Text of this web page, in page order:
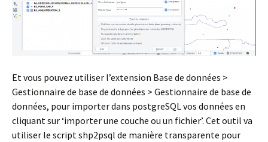
Et vous pouvez utiliser l’extension Base de données >
Gestionnaire de base de données > Gestionnaire de base de
données, pour importer dans postgreSQL vos données en
cliquant sur ‘importer une couche ou un fichier’. Cet outil va
utiliser le script shp2psql de manière transparente pour